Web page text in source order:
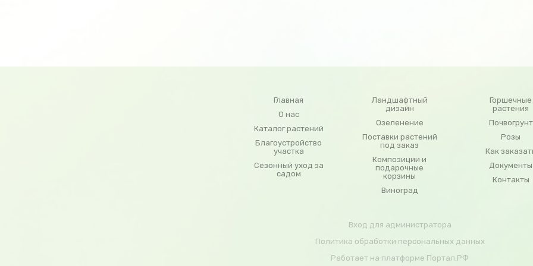
Главная
О нас
Каталог растений
Благоустройство
участка
Сезонный уход за
садом
Ландшафтный
дизайн
Озеленение
Поставки растений
под заказ
Композиции и
подарочные
корзины
Виноград
Горшечные
растения
Почвогрунт
Розы
Как
Документы
Контакты
Вход для администратора
Политика обработки персональных данных
Работает на платформе Портал.РФ